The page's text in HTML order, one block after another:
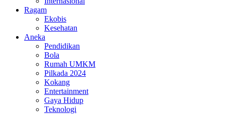
Ragam
Ekobis
Kesehatan
Aneka
Pendidikan
Bola
Rumah UMKM
Pilkada 2024
Kokang
Entertainment
Gaya Hidup
Teknologi